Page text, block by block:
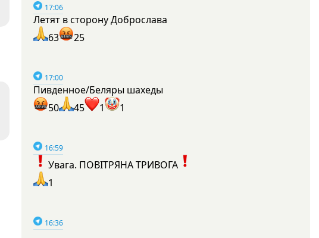
17:06
Летят в сторону Доброслава
63
25
17:00
Пивденное/Беляры шахеды
50
45 1 1
16:59
Увага. ПОВІТРЯНА ТРИВОГА
1
16:36